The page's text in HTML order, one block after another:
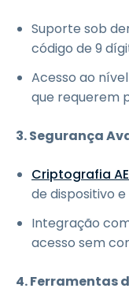
Suporte sob
código de 9
Acesso ao
que requerem
3. Segurança
Criptografia
de dispositivo
Integração
acesso sem
4. Ferramentas